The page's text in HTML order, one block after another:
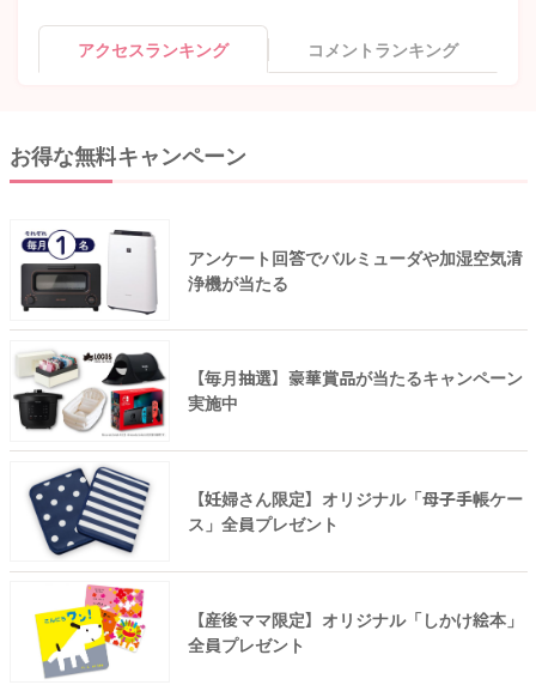
アクセスランキング コメントランキング
お得な無料キャンペーン
アンケート回答でバルミューダや加湿空気清
浄機が当たる
【毎月抽選】豪華賞品が当たるキャンペーン
実施中
【妊婦さん限定】オリジナル「母子手帳ケー
ス」全員プレゼント
【産後ママ限定】オリジナル「しかけ絵本」
全員プレゼント